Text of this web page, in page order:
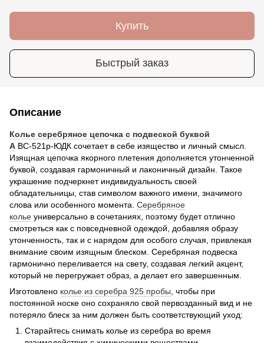
Купить
Быстрый заказ
Описание
Колье серебряное цепочка с подвеской буквой
А ВС-521р-ЮДК сочетает в себе изящество и личный смысл.
Изящная цепочка якорного плетения дополняется утонченной
буквой, создавая гармоничный и лаконичный дизайн. Такое
украшение подчеркнет индивидуальность своей
обладательницы, став символом важного имени, значимого
слова или особенного момента. Серебряное
колье универсально в сочетаниях, поэтому будет отлично
смотреться как с повседневной одеждой, добавляя образу
утонченность, так и с нарядом для особого случая, привлекая
внимание своим изящным блеском. Серебряная подвеска
гармонично переливается на свету, создавая легкий акцент,
который не перегружает образ, а делает его завершенным.
Изготовлено колье из серебра 925 пробы , чтобы при
постоянной носке оно сохраняло свой первозданный вид и не
потеряло блеск за ним должен быть соответствующий уход:
Старайтесь снимать колье из серебра во время